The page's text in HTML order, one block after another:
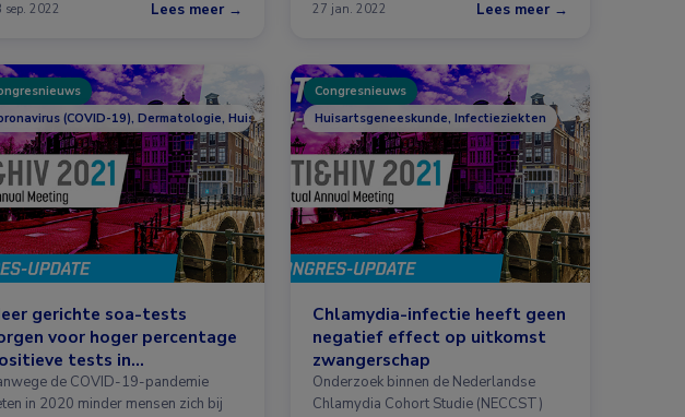
sep. 2022 Lees meer → 27 jan. 2022 Lees meer →
(COVID-19), Dermatologie, Huisartsgeneeskunde, Infectieziekten
gerichte soa-tests
voor hoger percentage
tests in
de COVID-19-pandemie
in 2020 minder mensen zich bij
Congresnieuws
Huisartsgeneeskunde, Infectieziekten
Chlamydia-infectie heeft geen
negatief effect op uitkomst
zwangerschap
Onderzoek binnen de Nederlandse
Chlamydia Cohort Studie (NECCST)